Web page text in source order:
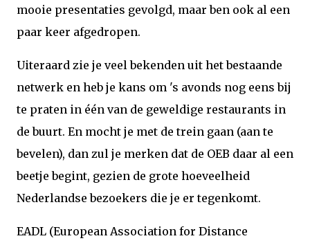
mooie presentaties gevolgd, maar ben ook al een
paar keer afgedropen.
Uiteraard zie je veel bekenden uit het bestaande
netwerk en heb je kans om 's avonds nog eens bij
te praten in één van de geweldige restaurants in
de buurt. En mocht je met de trein gaan (aan te
bevelen), dan zul je merken dat de OEB daar al een
beetje begint, gezien de grote hoeveelheid
Nederlandse bezoekers die je er tegenkomt.
EADL (European Association for Distance